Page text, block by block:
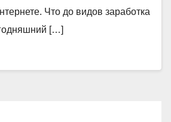
Что до видов заработка
[…]